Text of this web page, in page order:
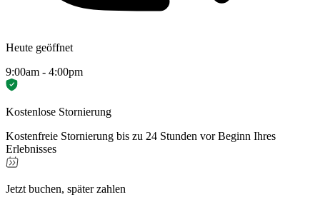
Heute geöffnet
9:00am - 4:00pm
Kostenlose Stornierung
Kostenfreie Stornierung bis zu 24 Stunden vor Beginn Ihres
Erlebnisses
Jetzt buchen, später zahlen